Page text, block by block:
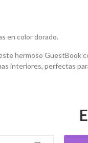
en color dorado.
hermoso
interiores, perfectas